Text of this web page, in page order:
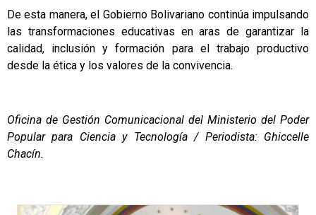
De esta manera, el Gobierno Bolivariano continúa impulsando
las transformaciones educativas en aras de garantizar la
calidad, inclusión y formación para el trabajo productivo
desde la ética y los valores de la convivencia.
Oficina de Gestión Comunicacional del Ministerio del Poder
Popular para Ciencia y Tecnología / Periodista: Ghiccelle
Chacín.